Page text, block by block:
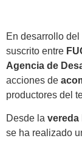
En desarrollo del
suscrito entre
Agencia de
acciones de
productores del
Desde la vereda
se ha realizado